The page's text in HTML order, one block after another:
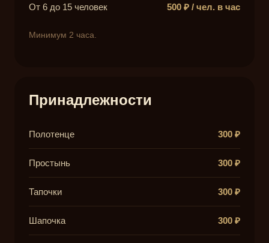
От 6 до 15 человек 500 ₽ / чел. в час
Минимум 2 часа.
Принадлежности
Полотенце 300 ₽
Простынь 300 ₽
Тапочки 300 ₽
Шапочка 300 ₽